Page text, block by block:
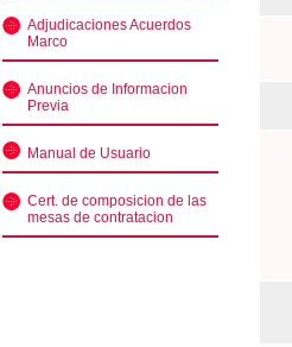
Adjudicaciones Acuerdos
Marco
Anuncios de Informacion
Previa
Manual de Usuario
Cert. de composicion de las
mesas de contratacion